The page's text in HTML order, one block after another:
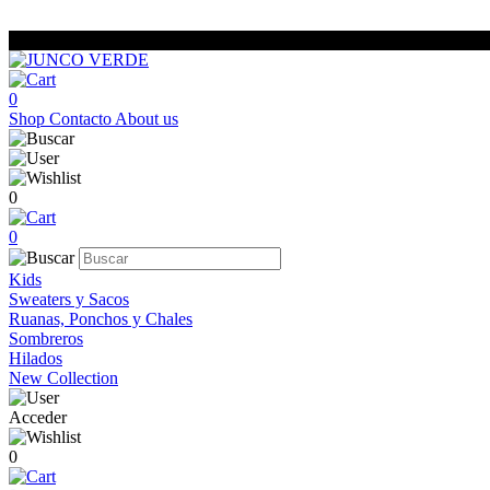
0
Shop Contacto About us
0
0
Kids
Sweaters y Sacos
Ruanas, Ponchos y Chales
Sombreros
Hilados
New Collection
Acceder
0